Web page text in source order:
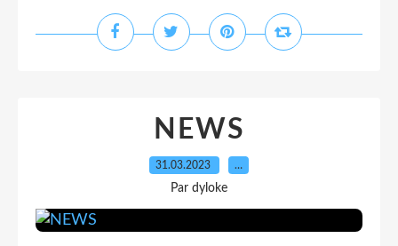
NEWS
31.03.2023 …
Par dyloke